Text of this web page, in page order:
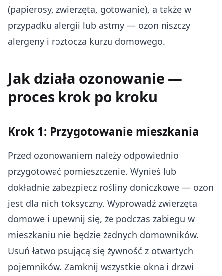
(papierosy, zwierzęta, gotowanie), a także w
przypadku alergii lub astmy — ozon niszczy
alergeny i roztocza kurzu domowego.
Jak działa ozonowanie —
proces krok po kroku
Krok 1: Przygotowanie mieszkania
Przed ozonowaniem należy odpowiednio
przygotować pomieszczenie. Wynieś lub
dokładnie zabezpiecz rośliny doniczkowe — ozon
jest dla nich toksyczny. Wyprowadź zwierzęta
domowe i upewnij się, że podczas zabiegu w
mieszkaniu nie będzie żadnych domowników.
Usuń łatwo psującą się żywność z otwartych
pojemników. Zamknij wszystkie okna i drzwi